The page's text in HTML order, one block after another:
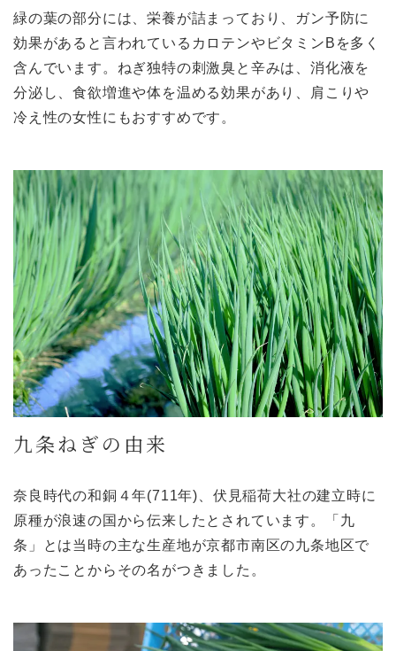
緑の葉の部分には、栄養が詰まっており、ガン予防に
効果があると言われているカロテンやビタミンBを多く
含んでいます。ねぎ独特の刺激臭と辛みは、消化液を
分泌し、食欲増進や体を温める効果があり、肩こりや
冷え性の女性にもおすすめです。
九条ねぎの由来
奈良時代の和銅４年(711年)、伏見稲荷大社の建立時に
原種が浪速の国から伝来したとされています。「九
条」とは当時の主な生産地が京都市南区の九条地区で
あったことからその名がつきました。